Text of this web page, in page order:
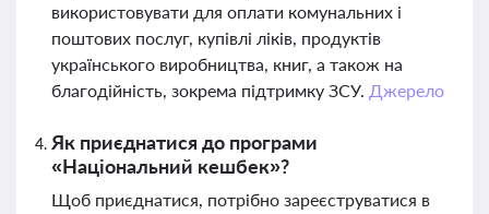
використовувати для оплати комунальних і
поштових послуг, купівлі ліків, продуктів
українського виробництва, книг, а також на
благодійність, зокрема підтримку ЗСУ. Джерело
Як приєднатися до програми
«Національний кешбек»?
Щоб приєднатися, потрібно зареєструватися в